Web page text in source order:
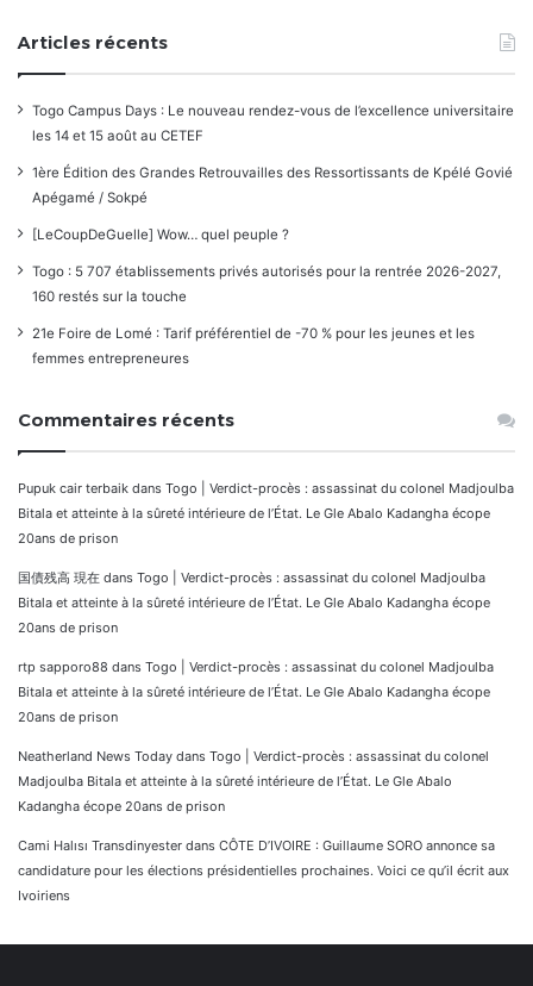
Articles récents
Togo Campus Days : Le nouveau rendez-vous de l’excellence universitaire
les 14 et 15 août au CETEF
1ère Édition des Grandes Retrouvailles des Ressortissants de Kpélé Govié
Apégamé / Sokpé
[LeCoupDeGuelle] Wow… quel peuple ?
Togo : 5 707 établissements privés autorisés pour la rentrée 2026-2027,
160 restés sur la touche
21e Foire de Lomé : Tarif préférentiel de -70 % pour les jeunes et les
femmes entrepreneures
Commentaires récents
Pupuk cair terbaik dans Togo | Verdict-procès : assassinat du colonel Madjoulba
Bitala et atteinte à la sûreté intérieure de l’État. Le Gle Abalo Kadangha écope
20ans de prison
国債残高 現在 dans Togo | Verdict-procès : assassinat du colonel Madjoulba
Bitala et atteinte à la sûreté intérieure de l’État. Le Gle Abalo Kadangha écope
20ans de prison
rtp sapporo88 dans Togo | Verdict-procès : assassinat du colonel Madjoulba
Bitala et atteinte à la sûreté intérieure de l’État. Le Gle Abalo Kadangha écope
20ans de prison
Neatherland News Today dans Togo | Verdict-procès : assassinat du colonel
Madjoulba Bitala et atteinte à la sûreté intérieure de l’État. Le Gle Abalo
Kadangha écope 20ans de prison
Cami Halısı Transdinyester dans CÔTE D’IVOIRE : Guillaume SORO annonce sa
candidature pour les élections présidentielles prochaines. Voici ce qu’il écrit aux
Ivoiriens